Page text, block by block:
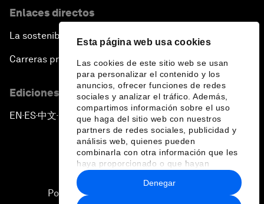
Esta página web usa cookies
Las cookies de este sitio web se usan
para personalizar el contenido y los
anuncios, ofrecer funciones de redes
sociales y analizar el tráfico. Además,
compartimos información sobre el uso
que haga del sitio web con nuestros
partners de redes sociales, publicidad y
análisis web, quienes pueden
combinarla con otra información que les
haya proporcionado o que hayan
recopilado a partir del uso que haya
hecho de sus servicios.
Denegar
Enlaces directos
La sostenibilidad en el Foro
Carreras profesionales
Ediciones en otros idiomas
EN ▪ ES▪中文▪ 日本語
Política de privacidad y normas de uso